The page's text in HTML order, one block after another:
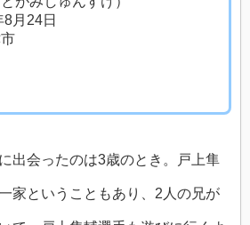
月24日
出会ったのは3歳のとき。戸上隼
家ということもあり、2人の兄が